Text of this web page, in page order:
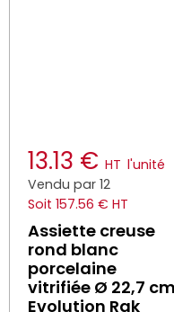
13.13 € HT l'unité
Vendu par 12
Soit 157.56 € HT
Assiette creuse
rond blanc
porcelaine
vitrifiée Ø 22,7 cm
Evolution Rak